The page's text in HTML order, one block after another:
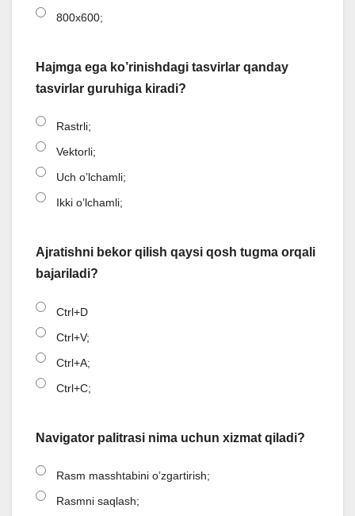
800x600;
Hajmga ega ko’rinishdagi tasvirlar qanday
tasvirlar guruhiga kiradi?
Rastrli;
Vektorli;
Uch o’lchamli;
Ikki o’lchamli;
Ajratishni bekor qilish qaysi qosh tugma orqali
bajariladi?
Ctrl+D
Ctrl+V;
Ctrl+A;
Ctrl+C;
Navigator palitrasi nima uchun xizmat qiladi?
Rasm masshtabini o’zgartirish;
Rasmni saqlash;